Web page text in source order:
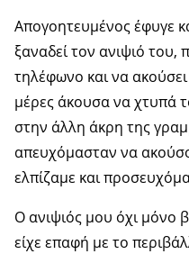
Απογοητευμένος έφυγε
ξαναδεί τον ανιψιό του,
τηλέφωνο και να
μέρες άκουσα να χτυπά
στην άλλη άκρη της
απευχόμασταν να
ελπίζαμε και
Ο ανιψιός μου όχι μόνο
είχε επαφή με το